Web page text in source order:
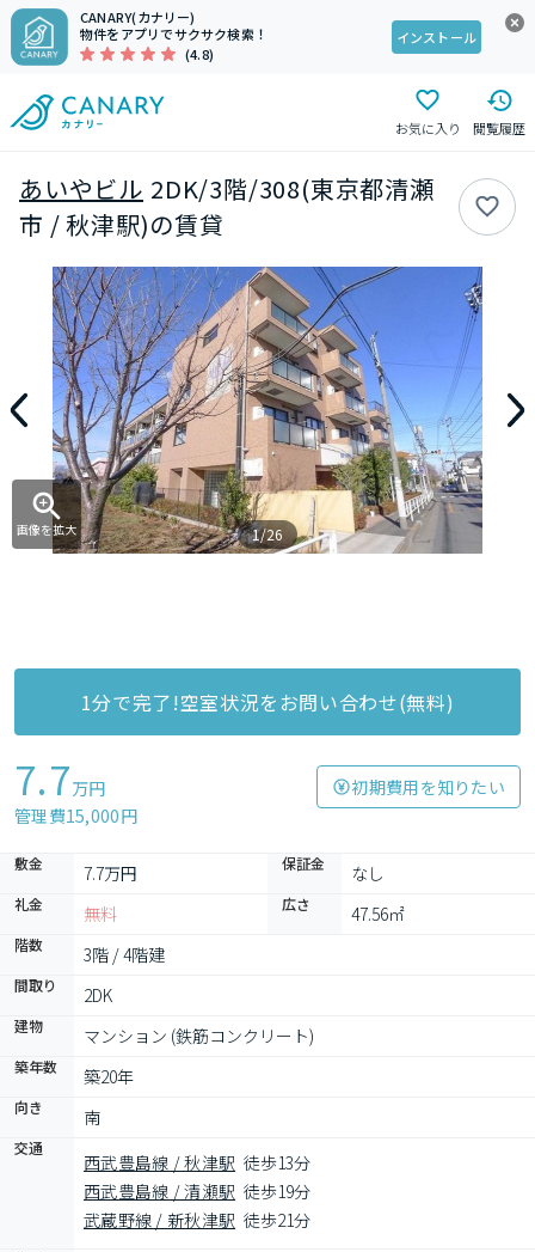
CANARY(カナリー)
物件をアプリでサクサク検索！
(4.8)
インストール
お気に入り 閲覧履歴
あいやビル 2DK/3階/308(東京都清瀬
市 / 秋津駅)の賃貸
画像を拡大 1/26
1分で完了!空室状況をお問い合わせ(無料)
7.7万円
管理費15,000円
初期費用を知りたい
敷金 7.7万円 保証金 なし
礼金 無料 広さ 47.56㎡
階数 3階 / 4階建
間取り 2DK
建物 マンション (鉄筋コンクリート)
築年数 築20年
向き 南
交通
西武豊島線 / 秋津駅 徒歩13分
西武豊島線 / 清瀬駅 徒歩19分
武蔵野線 / 新秋津駅 徒歩21分